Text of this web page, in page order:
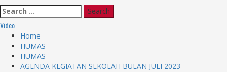
Search
for:
Video
Home
HUMAS
HUMAS
AGENDA KEGIATAN SEKOLAH BULAN JULI 2023